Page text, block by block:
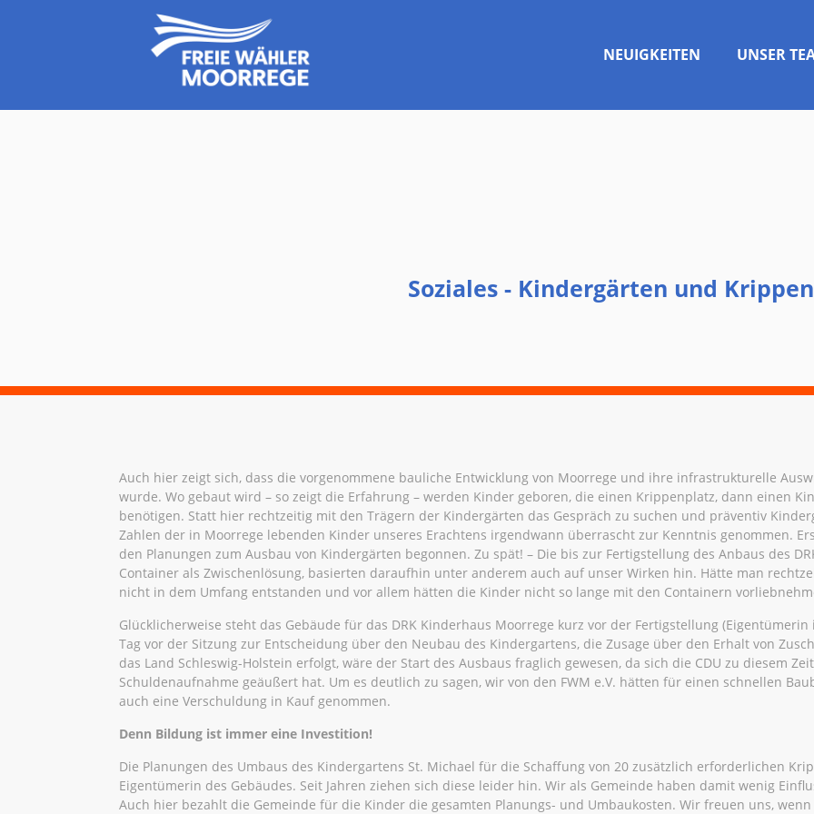
NEUIGKEITEN UNSER
Soziales - Kindergärten und Krippen
Auch hier zeigt sich, dass die vorgenommene bauliche Entwicklung von Moorrege und ihre infrastrukturelle
wurde. Wo gebaut wird – so zeigt die Erfahrung – werden Kinder geboren, die einen Krippenplatz, dann einen
benötigen. Statt hier rechtzeitig mit den Trägern der Kindergärten das Gespräch zu suchen und präventiv
Zahlen der in Moorrege lebenden Kinder unseres Erachtens irgendwann überrascht zur Kenntnis genommen.
den Planungen zum Ausbau von Kindergärten begonnen. Zu spät! – Die bis zur Fertigstellung des Anbaus des
Container als Zwischenlösung, basierten daraufhin unter anderem auch auf unser Wirken hin. Hätte man
nicht in dem Umfang entstanden und vor allem hätten die Kinder nicht so lange mit den Containern
Glücklicherweise steht das Gebäude für das DRK Kinderhaus Moorrege kurz vor der Fertigstellung
Tag vor der Sitzung zur Entscheidung über den Neubau des Kindergartens, die Zusage über den Erhalt von
das Land Schleswig-Holstein erfolgt, wäre der Start des Ausbaus fraglich gewesen, da sich die CDU zu diesem
Schuldenaufnahme geäußert hat. Um es deutlich zu sagen, wir von den FWM e.V. hätten für einen schnellen
auch eine Verschuldung in Kauf genommen.
Denn Bildung ist immer eine Investition!
Die Planungen des Umbaus des Kindergartens St. Michael für die Schaffung von 20 zusätzlich erforderlichen
Eigentümerin des Gebäudes. Seit Jahren ziehen sich diese leider hin. Wir als Gemeinde haben damit wenig
Auch hier bezahlt die Gemeinde für die Kinder die gesamten Planungs- und Umbaukosten. Wir freuen uns,